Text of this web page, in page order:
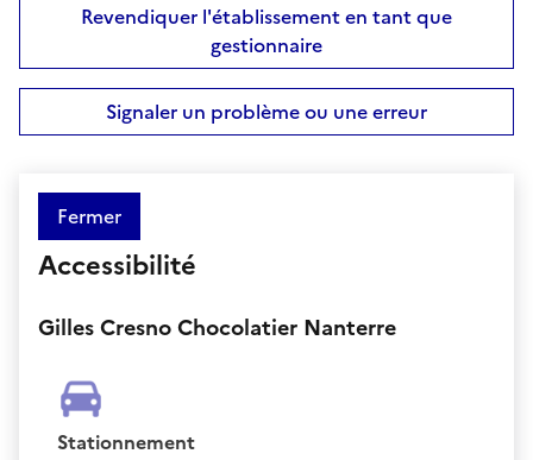
Revendiquer l'établissement en tant que
gestionnaire
Signaler un problème ou une erreur
Fermer
Accessibilité
Gilles Cresno Chocolatier Nanterre
Stationnement